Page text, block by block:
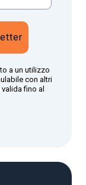
a un utilizzo
con altri
fino al